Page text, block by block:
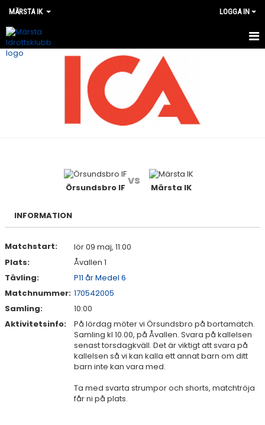
MÄRSTA IK LOGGA IN
VÅRA LAG
Örsundsbro IF
vs
Märsta IK
INFORMATION
Matchstart:
lör 09 maj, 11:00
Plats:
Åvallen 1
Tävling:
P11 år Medel 6
Matchnummer: 170542005
Samling:
10:00
Aktivitetsinfo:
På lördag möter vi Örsundsbro på bortamatch.
Samling kl 10.00, på Åvallen. Svara på kallelsen
senast torsdagkväll. Det är viktigt att svara på
kallelsen så vi kan kalla ett annat barn om ditt
barn inte kan vara med.
Ta med svarta strumpor och shorts, matchtröja
får ni på plats.